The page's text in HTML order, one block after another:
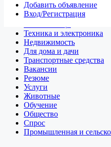
Добавить объявление
Вход/Регистрация
Отдам даром
Разное
Техника и электроника
Недвижимость
Для дома и дачи
Транспортные средства
Вакансии
Резюме
Услуги
Животные
Обучение
Общество
Спрос
Промышленная и